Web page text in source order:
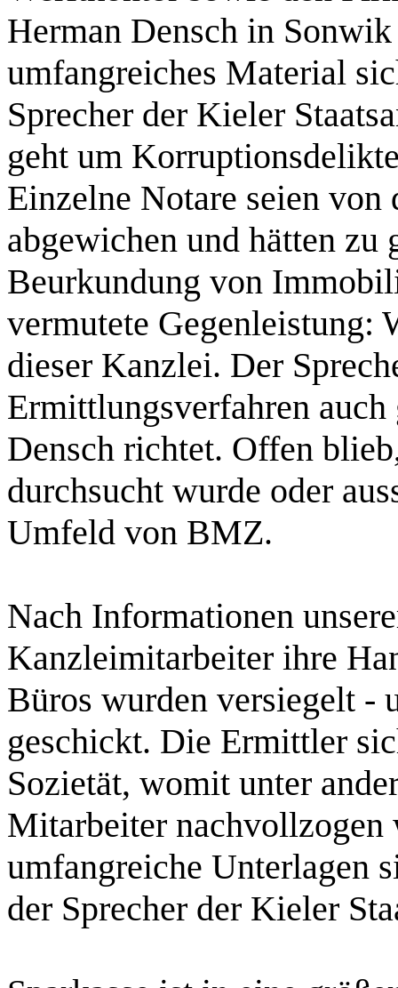
Herman Densch in Sonwik
umfangreiches Material
Sprecher der Kieler
geht um
Einzelne Notare seien von
abgewichen und hätten zu
Beurkundung von
vermutete Gegenleistung:
dieser Kanzlei. Der
Ermittlungsverfahren
Densch richtet. Offen
durchsucht wurde oder
Umfeld von BMZ.
Nach Informationen
Kanzleimitarbeiter ihre
Büros wurden versiegelt -
geschickt. Die Ermittler
Sozietät, womit unter
Mitarbeiter nachvollzogen
umfangreiche Unterlagen
der Sprecher der Kieler